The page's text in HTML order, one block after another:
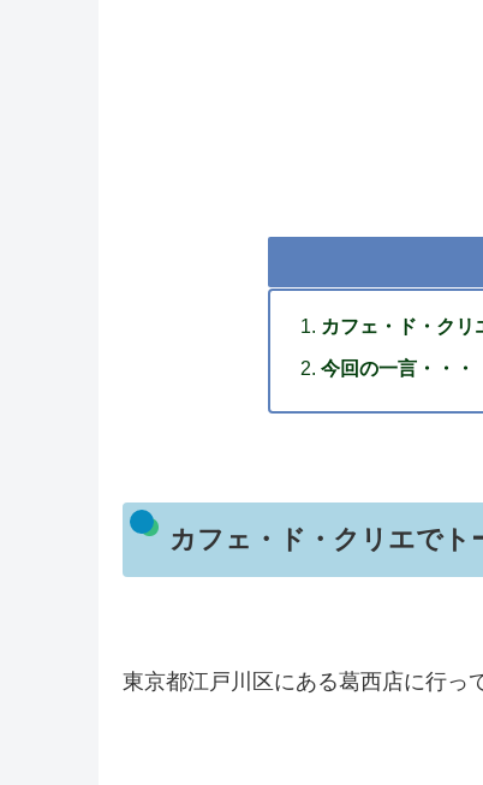
カフェ・ド・クリ
今回の一言・・・
カフェ・ド・クリエでト
東京都江戸川区にある葛西店に行っ